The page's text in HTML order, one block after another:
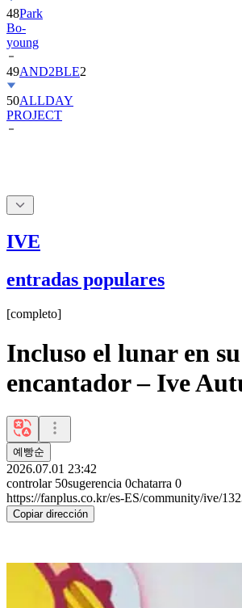
48Park
Bo-
young
49AND2BLE2
50ALLDAY
PROJECT
IVE
entradas populares
[completo]
Incluso el lunar en
encantador – Ive
예빵순
2026.07.01 23:42
controlar 50sugerencia 0chatarra 0
https://fanplus.co.kr/es-ES/community/ive/
Copiar dirección